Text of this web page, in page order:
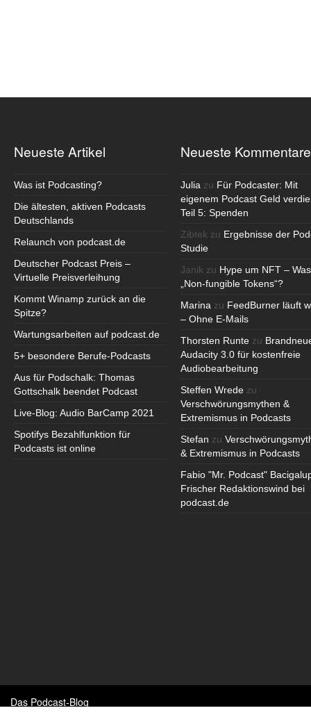
Neueste Artikel
Was ist Podcasting?
Die ältesten, aktiven Podcasts
Deutschlands
Relaunch von podcast.de
Deutscher Podcast Preis –
Virtuelle Preisverleihung
Kommt Winamp zurück an die
Spitze?
Wartungsarbeiten auf podcast.de
5+ besondere Berufe-Podcasts
Aus für Podschalk: Thomas
Gottschalk beendet Podcast
Live-Blog: Audio BarCamp 2021
Spotifys Bezahlfunktion für
Podcasts ist online
Neueste Kommentare
Julia zu Für Podcaster: Mit
eigenem Podcast Geld
Teil 5: Spenden
Zibtek zu Ergebnisse der
Studie
Janik zu Hype um NFT –
„Non-fungible Tokens“?
Marina zu FeedBurner läuft
– Ohne E-Mails
Thorsten Runte zu
Audacity 3.0 für kostenfreie
Audiobearbeitung
Steffen Wrede zu
Verschwörungsmythen &
Extremismus in Podcasts
Stefan zu
& Extremismus in Podcasts
Fabio "Mr. Podcast"
Frischer Redaktionswind bei
podcast.de
Das Podcast-Blog